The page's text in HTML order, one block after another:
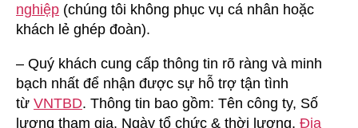
nghiệp (chúng tôi không phục vụ cá nhân hoặc
khách lẻ ghép đoàn).
– Quý khách cung cấp thông tin rõ ràng và minh
bạch nhất để nhận được sự hỗ trợ tận tình
từ VNTBD. Thông tin bao gồm: Tên công ty, Số
lượng tham gia, Ngày tổ chức & thời lượng, Địa